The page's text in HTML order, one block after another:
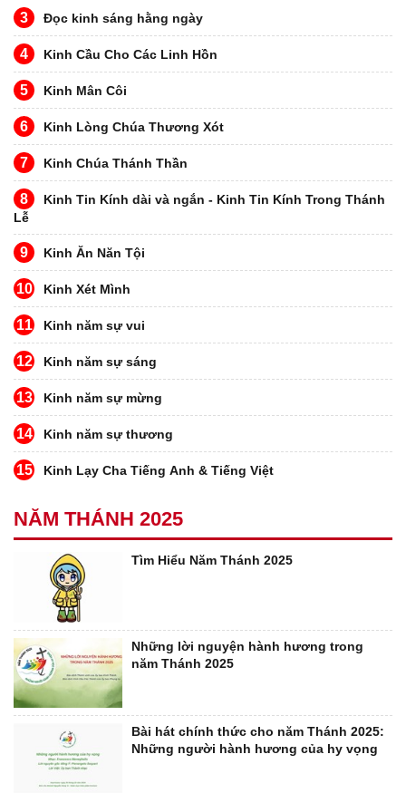
3 Đọc kinh sáng hằng ngày
4 Kinh Cầu Cho Các Linh Hồn
5 Kinh Mân Côi
6 Kinh Lòng Chúa Thương Xót
7 Kinh Chúa Thánh Thần
8
Kinh Tin Kính dài và ngắn - Kinh Tin Kính Trong Thánh
Lễ
9 Kinh Ăn Năn Tội
10 Kinh Xét Mình
11 Kinh năm sự vui
12 Kinh năm sự sáng
13 Kinh năm sự mừng
14 Kinh năm sự thương
15 Kinh Lạy Cha Tiếng Anh & Tiếng Việt
NĂM THÁNH 2025
Tìm Hiểu Năm Thánh 2025
Những lời nguyện hành hương trong
năm Thánh 2025
Bài hát chính thức cho năm Thánh 2025:
Những người hành hương của hy vọng